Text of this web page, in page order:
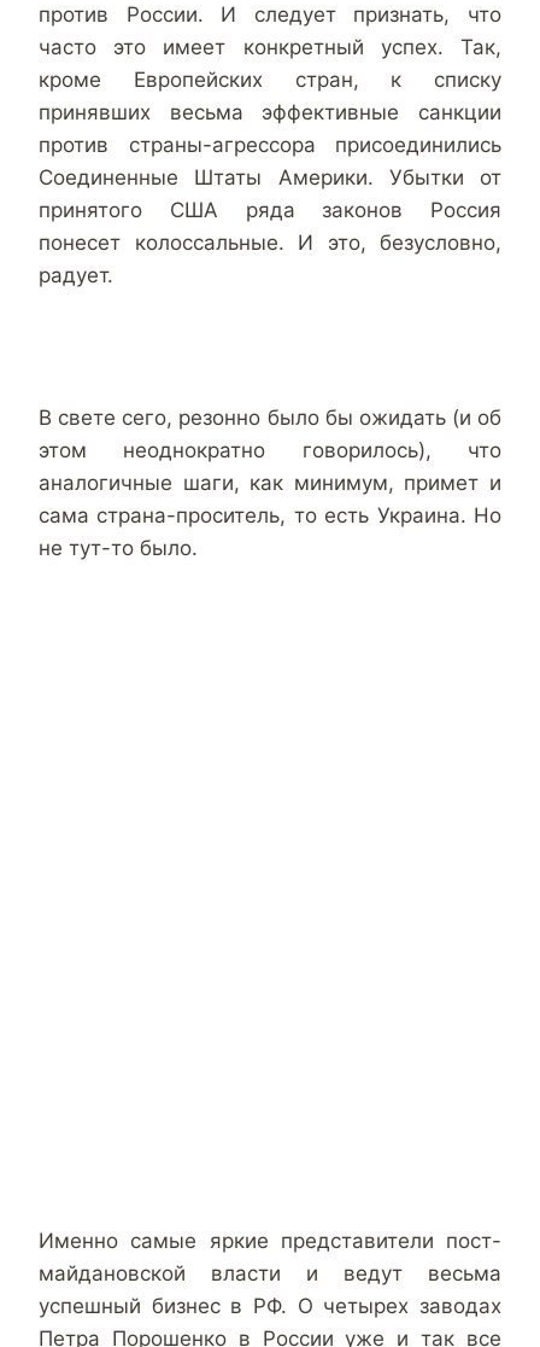
против России. И следует признать, что
часто это имеет конкретный успех. Так,
кроме Европейских стран, к списку
принявших весьма эффективные санкции
против страны-агрессора присоединились
Соединенные Штаты Америки. Убытки от
принятого США ряда законов Россия
понесет колоссальные. И это, безусловно,
радует.
В свете сего, резонно было бы ожидать (и об
этом неоднократно говорилось), что
аналогичные шаги, как минимум, примет и
сама страна-проситель, то есть Украина. Но
не тут-то было.
Именно самые яркие представители пост-
майдановской власти и ведут весьма
успешный бизнес в РФ. О четырех заводах
Петра Порошенко в России уже и так все